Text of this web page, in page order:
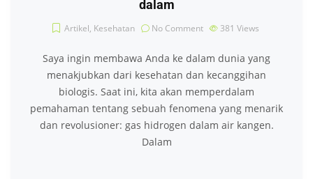
dalam
Artikel, Kesehatan No Comment 381 Views
Saya ingin membawa Anda ke dalam dunia yang
menakjubkan dari kesehatan dan kecanggihan
biologis. Saat ini, kita akan memperdalam
pemahaman tentang sebuah fenomena yang menarik
dan revolusioner: gas hidrogen dalam air kangen.
Dalam